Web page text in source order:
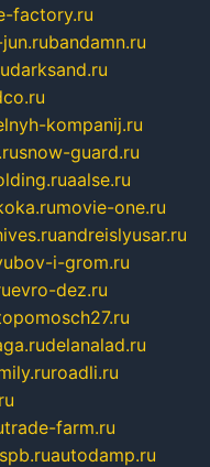
factory.ru
bandamn.ru
darksand.ru
kompanij.ru
snow-guard.ru
aalse.ru
movie-one.ru
andreislyusar.ru
i-grom.ru
evro-dez.ru
delanalad.ru
roadli.ru
trade-farm.ru
autodamp.ru